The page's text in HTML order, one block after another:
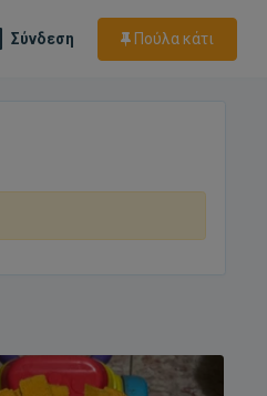
Σύνδεση Πούλα κάτι